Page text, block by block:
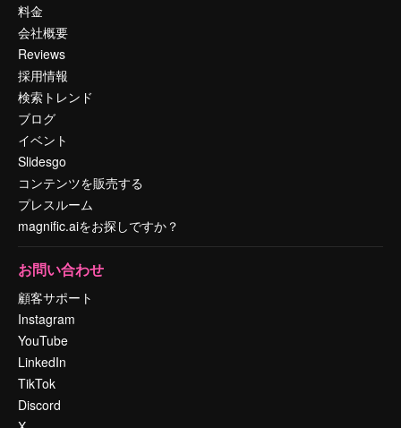
料金
会社概要
Reviews
採用情報
検索トレンド
ブログ
イベント
Slidesgo
コンテンツを販売する
プレスルーム
magnific.aiをお探しですか？
お問い合わせ
顧客サポート
Instagram
YouTube
LinkedIn
TikTok
Discord